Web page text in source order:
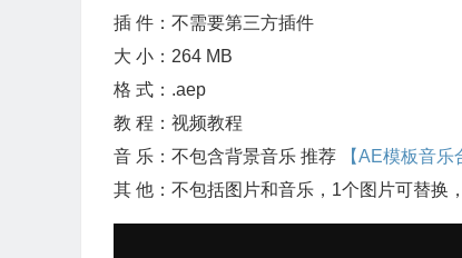
插 件：不需要第三方插件
大 小：264 MB
格 式：.aep
教 程：视频教程
音 乐：不包含背景音乐 推荐
【AE模板音乐
其 他：不包括图片和音乐，1个图片可替换